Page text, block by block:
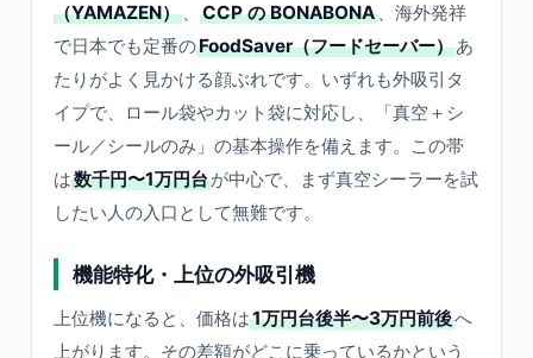
（YAMAZEN） 、 CCP の BONABONA 、海外発祥
で日本でも定番のFoodSaver（フードセーバー）あ
たりがよく見かける顔ぶれです。いずれも外吸引タ
イプで、ロール袋やカット袋に対応し、「真空＋シ
ール／シールのみ」の基本操作を備えます。この帯
は数千円〜1万円台が中心で、まず真空シーラーを試
したい人の入口として無難です。
機能特化・上位の外吸引機
上位機になると、価格は1万円台後半〜3万円前後へ
上がります。その差額がどこに乗っているかという